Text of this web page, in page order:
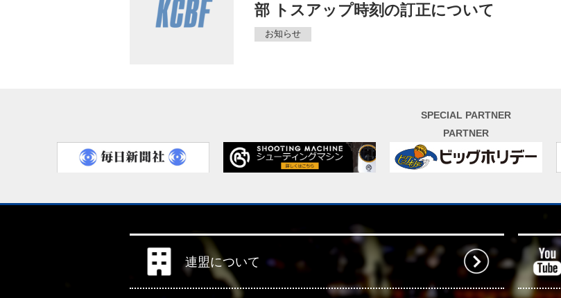
部 トスアップ時刻の訂正について
お知らせ
SPECIAL PARTNER
PARTNER
連盟について